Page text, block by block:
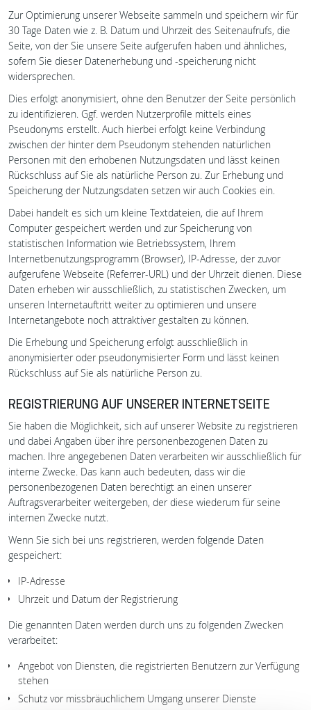
Zur Optimierung unserer Webseite sammeln und speichern wir für
30 Tage Daten wie z. B. Datum und Uhrzeit des Seitenaufrufs, die
Seite, von der Sie unsere Seite aufgerufen haben und ähnliches,
sofern Sie dieser Datenerhebung und -speicherung nicht
widersprechen.
Dies erfolgt anonymisiert, ohne den Benutzer der Seite persönlich
zu identifizieren. Ggf. werden Nutzerprofile mittels eines
Pseudonyms erstellt. Auch hierbei erfolgt keine Verbindung
zwischen der hinter dem Pseudonym stehenden natürlichen
Personen mit den erhobenen Nutzungsdaten und lässt keinen
Rückschluss auf Sie als natürliche Person zu. Zur Erhebung und
Speicherung der Nutzungsdaten setzen wir auch Cookies ein.
Dabei handelt es sich um kleine Textdateien, die auf Ihrem
Computer gespeichert werden und zur Speicherung von
statistischen Information wie Betriebssystem, Ihrem
Internetbenutzungsprogramm (Browser), IP-Adresse, der zuvor
aufgerufene Webseite (Referrer-URL) und der Uhrzeit dienen. Diese
Daten erheben wir ausschließlich, zu statistischen Zwecken, um
unseren Internetauftritt weiter zu optimieren und unsere
Internetangebote noch attraktiver gestalten zu können.
Die Erhebung und Speicherung erfolgt ausschließlich in
anonymisierter oder pseudonymisierter Form und lässt keinen
Rückschluss auf Sie als natürliche Person zu.
REGISTRIERUNG AUF UNSERER INTERNETSEITE
Sie haben die Möglichkeit, sich auf unserer Website zu registrieren
und dabei Angaben über ihre personenbezogenen Daten zu
machen. Ihre angegebenen Daten verarbeiten wir ausschließlich für
interne Zwecke. Das kann auch bedeuten, dass wir die
personenbezogenen Daten berechtigt an einen unserer
Auftragsverarbeiter weitergeben, der diese wiederum für seine
internen Zwecke nutzt.
Wenn Sie sich bei uns registrieren, werden folgende Daten
gespeichert:
IP-Adresse
Uhrzeit und Datum der Registrierung
Die genannten Daten werden durch uns zu folgenden Zwecken
verarbeitet:
Angebot von Diensten, die registrierten Benutzern zur Verfügung
stehen
Schutz vor missbräuchlichem Umgang unserer Dienste